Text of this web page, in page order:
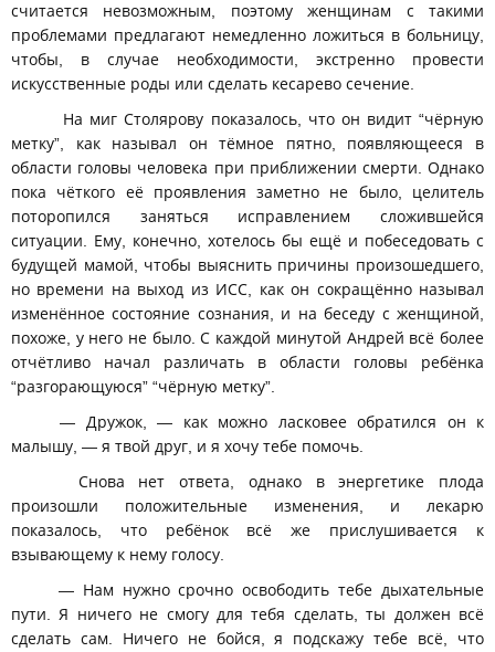
считается невозможным, поэтому женщинам с такими
проблемами предлагают немедленно ложиться в больницу,
чтобы, в случае необходимости, экстренно провести
искусственные роды или сделать кесарево сечение.
На миг Столярову показалось, что он видит “чёрную
метку”, как называл он тёмное пятно, появляющееся в
области головы человека при приближении смерти. Однако
пока чёткого её проявления заметно не было, целитель
поторопился заняться исправлением сложившейся
ситуации. Ему, конечно, хотелось бы ещё и побеседовать с
будущей мамой, чтобы выяснить причины произошедшего,
но времени на выход из ИСС, как он сокращённо называл
изменённое состояние сознания, и на беседу с женщиной,
похоже, у него не было. С каждой минутой Андрей всё более
отчётливо начал различать в области головы ребёнка
“разгорающуюся” “чёрную метку”.
— Дружок, — как можно ласковее обратился он к
малышу, — я твой друг, и я хочу тебе помочь.
Снова нет ответа, однако в энергетике плода
произошли положительные изменения, и лекарю
показалось, что ребёнок всё же прислушивается к
взывающему к нему голосу.
— Нам нужно срочно освободить тебе дыхательные
пути. Я ничего не смогу для тебя сделать, ты должен всё
сделать сам. Ничего не бойся, я подскажу тебе всё, что